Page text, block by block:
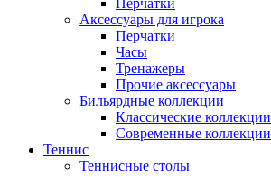
Перчатки
Аксессуары для игрока
Перчатки
Часы
Тренажеры
Прочие аксессуары
Бильярдные коллекции
Классические коллекции
Современные коллекции
Теннис
Теннисные столы